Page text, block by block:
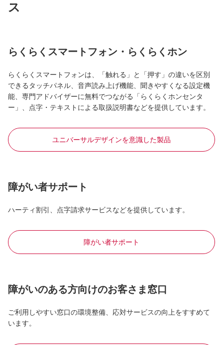
ス
らくらくスマートフォン・らくらくホン
らくらくスマートフォンは、「触れる」と「押す」の違いを区別
できるタッチパネル、音声読み上げ機能、聞きやすくなる設定機
能、専門アドバイザーに無料でつながる「らくらくホンセンタ
ー」、点字・テキストによる取扱説明書などを提供しています。
ユニバーサルデザインを意識した製品
障がい者サポート
ハーティ割引、点字請求サービスなどを提供しています。
障がい者サポート
障がいのある方向けのお客さま窓口
ご利用しやすい窓口の環境整備、応対サービスの向上をすすめて
います。